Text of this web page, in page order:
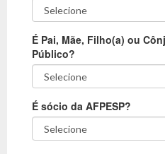
É Pai, Mãe, Filho(a) ou
Público?
É sócio da AFPESP?